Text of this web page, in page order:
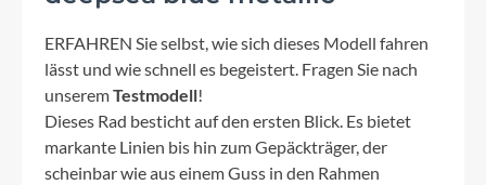
ERFAHREN Sie selbst, wie sich dieses Modell fahren
lässt und wie schnell es begeistert. Fragen Sie nach
unseremTestmodell!
Dieses Rad besticht auf den ersten Blick. Es bietet
markante Linien bis hin zum Gepäckträger, der
scheinbar wie aus einem Guss in den Rahmen